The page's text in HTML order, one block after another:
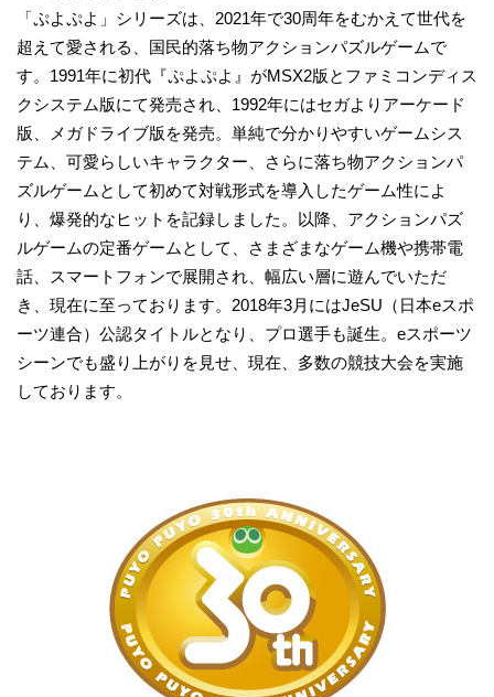
「ぷよぷよ」シリーズは、2021年で30周年をむかえて世代を
超えて愛される、国民的落ち物アクションパズルゲームで
す。1991年に初代『ぷよぷよ』がMSX2版とファミコンディス
クシステム版にて発売され、1992年にはセガよりアーケード
版、メガドライブ版を発売。単純で分かりやすいゲームシス
テム、可愛らしいキャラクター、さらに落ち物アクションパ
ズルゲームとして初めて対戦形式を導入したゲーム性によ
り、爆発的なヒットを記録しました。以降、アクションパズ
ルゲームの定番ゲームとして、さまざまなゲーム機や携帯電
話、スマートフォンで展開され、幅広い層に遊んでいただ
き、現在に至っております。2018年3月にはJeSU（日本eスポ
ーツ連合）公認タイトルとなり、プロ選手も誕生。eスポーツ
シーンでも盛り上がりを見せ、現在、多数の競技大会を実施
しております。